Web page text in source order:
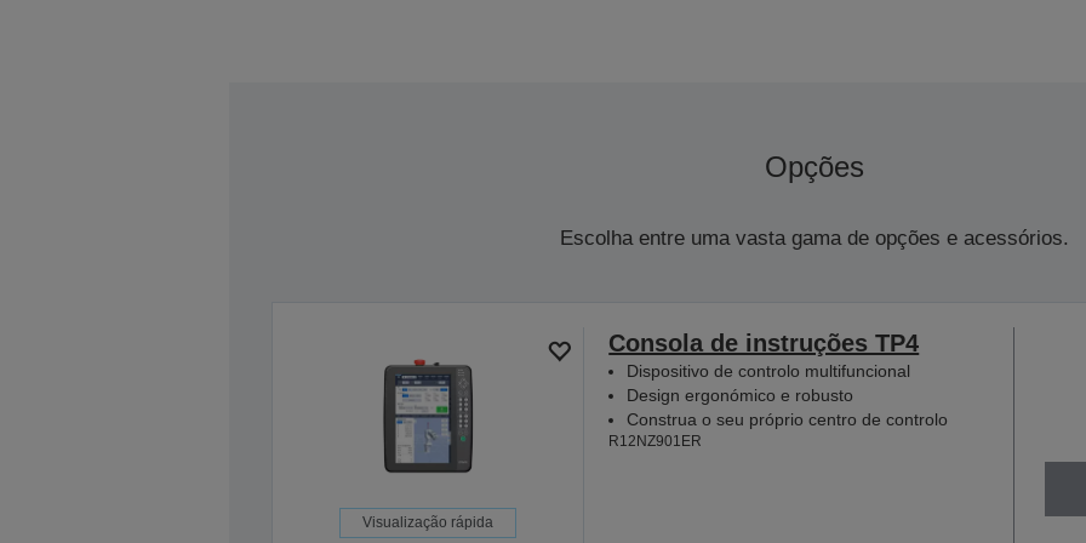
Opções
Escolha entre uma vasta gama de opções e acessórios.
Visualização rápida
Consola de instruções TP4
Dispositivo de controlo multifuncional
Design ergonómico e robusto
Construa o seu próprio centro de controlo
R12NZ901ER